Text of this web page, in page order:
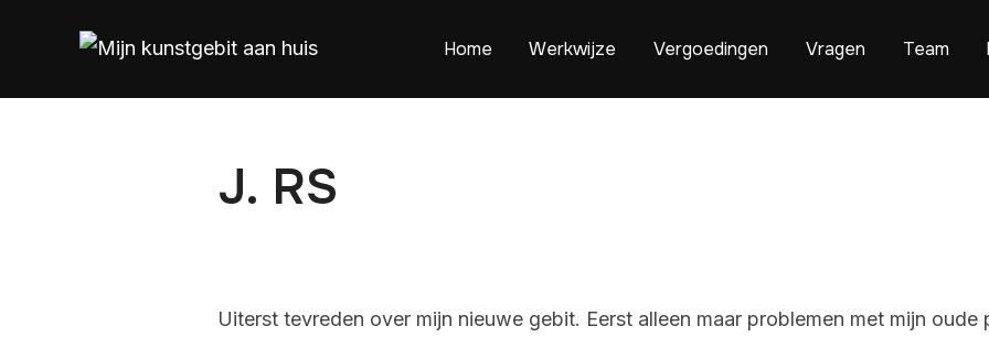
Home Werkwijze Vergoedingen Vragen Team
J. RS
Uiterst tevreden over mijn nieuwe gebit. Eerst alleen maar problemen met mijn